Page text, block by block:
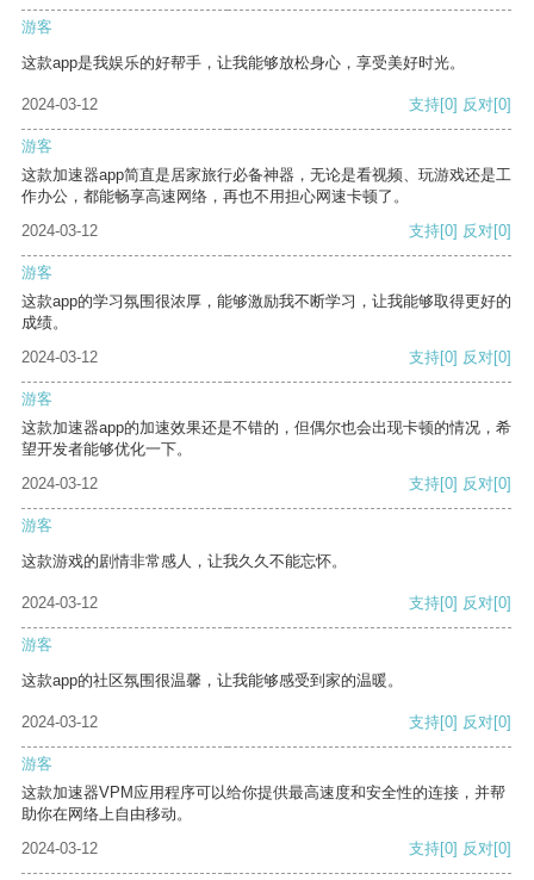
游客
这款app是我娱乐的好帮手，让我能够放松身心，享受美好时光。
2024-03-12 支持[0] 反对[0]
游客
这款加速器app简直是居家旅行必备神器，无论是看视频、玩游戏还是工
作办公，都能畅享高速网络，再也不用担心网速卡顿了。
2024-03-12
支持[0] 反对[0]
游客
这款app的学习氛围很浓厚，能够激励我不断学习，让我能够取得更好的
成绩。
2024-03-12
支持[0] 反对[0]
游客
这款加速器app的加速效果还是不错的，但偶尔也会出现卡顿的情况，希
望开发者能够优化一下。
2024-03-12
支持[0] 反对[0]
游客
这款游戏的剧情非常感人，让我久久不能忘怀。
2024-03-12 支持[0] 反对[0]
游客
这款app的社区氛围很温馨，让我能够感受到家的温暖。
2024-03-12 支持[0] 反对[0]
游客
这款加速器VPM应用程序可以给你提供最高速度和安全性的连接，并帮
助你在网络上自由移动。
2024-03-12
支持[0] 反对[0]